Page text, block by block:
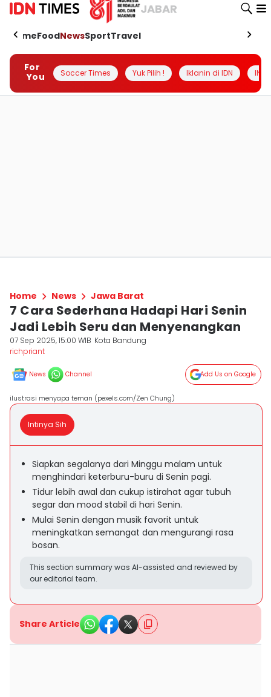
JABAR
HomeFoodNewsSportTravel
For
You
Soccer Times Yuk Pilih ! Iklanin di IDN
Home News Jawa Barat
7 Cara Sederhana Hadapi Hari Senin
Jadi Lebih Seru dan Menyenangkan
07 Sep 2025, 15:00 WIB Kota Bandung
richpriant
News Channel Add Us on Google
ilustrasi menyapa teman (pexels.com/Zen Chung)
Intinya Sih
Siapkan segalanya dari Minggu malam untuk
menghindari keterburu-buru di Senin pagi.
Tidur lebih awal dan cukup istirahat agar tubuh
segar dan mood stabil di hari Senin.
Mulai Senin dengan musik favorit untuk
meningkatkan semangat dan mengurangi rasa
bosan.
This section summary was AI-assisted and reviewed by
our editorial team.
Share Article